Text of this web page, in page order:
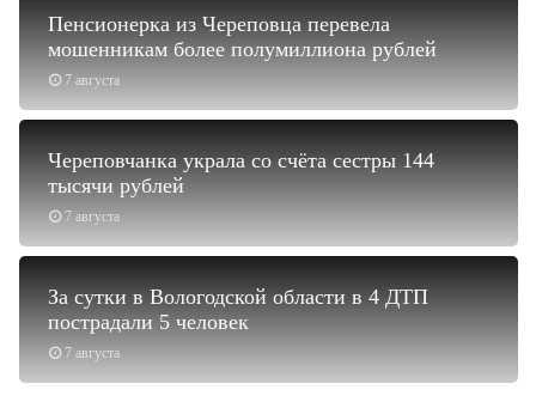
7 августа
Пенсионерка из Череповца перевела
мошенникам более полумиллиона рублей
7 августа
Череповчанка украла со счёта сестры 144
тысячи рублей
7 августа
За сутки в Вологодской области в 4 ДТП
пострадали 5 человек